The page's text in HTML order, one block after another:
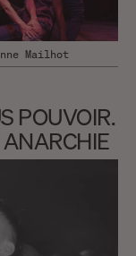
Mailhot
POUVOIR.